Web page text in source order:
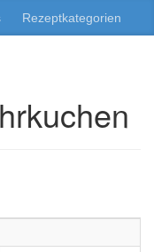
Rezeptkategorien